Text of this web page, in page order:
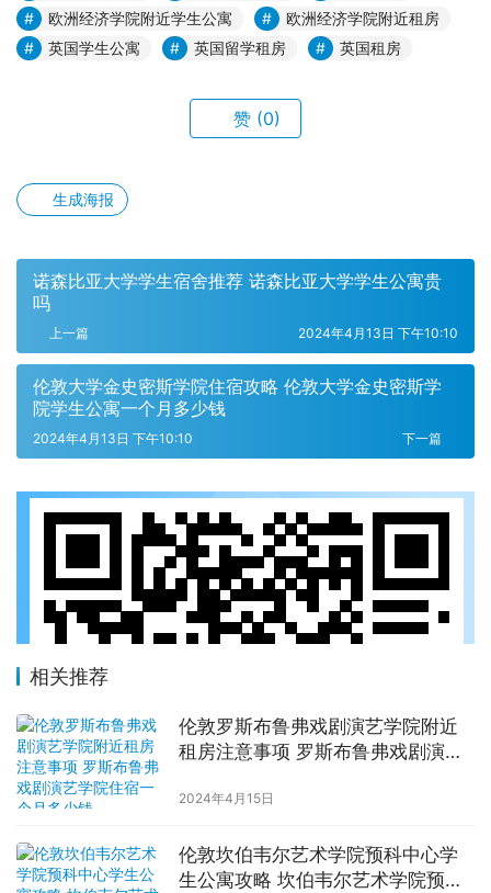
欧洲经济学院附近学生公寓
欧洲经济学院附近租房
英国学生公寓
英国留学租房 英国租房
赞 (0)
生成海报
诺森比亚大学学生宿舍推荐 诺森比亚大学学生公寓贵
吗
上一篇 2024年4月13日 下午10:10
伦敦大学金史密斯学院住宿攻略 伦敦大学金史密斯学
院学生公寓一个月多少钱
下一篇
2024年4月13日 下午10:10
相关推荐
伦敦罗斯布鲁弗戏剧演艺学院附近
租房注意事项 罗斯布鲁弗戏剧演艺
2024年4月15日
伦敦坎伯韦尔艺术学院预科中心学
生公寓攻略 坎伯韦尔艺术学院预科